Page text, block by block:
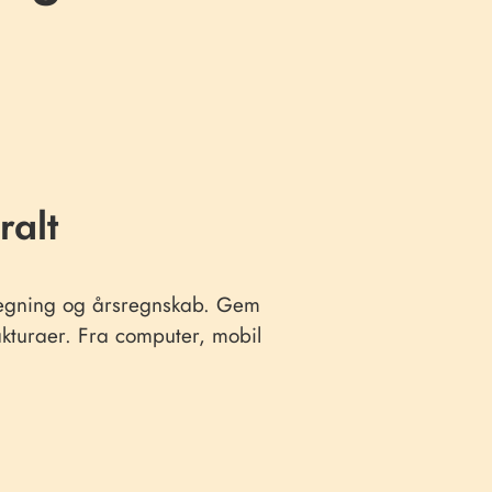
og årsregnskab. Gem
Fra computer, mobil